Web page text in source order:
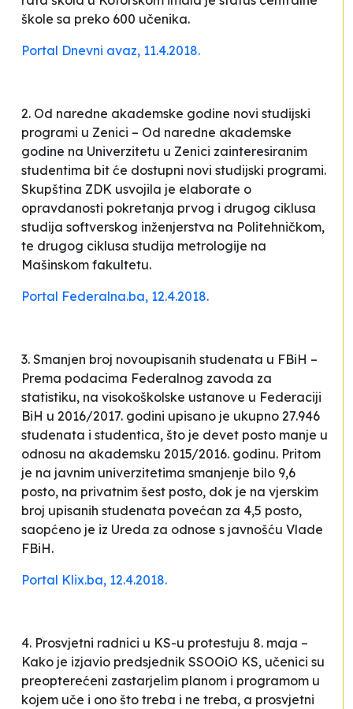
škole sa preko 600 učenika.
Portal Dnevni avaz, 11.4.2018.
2. Od naredne akademske godine novi studijski
programi u Zenici – Od naredne akademske
godine na Univerzitetu u Zenici zainteresiranim
studentima bit će dostupni novi studijski programi.
Skupština ZDK usvojila je elaborate o
opravdanosti pokretanja prvog i drugog ciklusa
studija softverskog inženjerstva na Politehničkom,
te drugog ciklusa studija metrologije na
Mašinskom fakultetu.
Portal Federalna.ba, 12.4.2018.
3. Smanjen broj novoupisanih studenata u FBiH –
Prema podacima Federalnog zavoda za
statistiku, na visokoškolske ustanove u Federaciji
BiH u 2016/2017. godini upisano je ukupno 27.946
studenata i studentica, što je devet posto manje u
odnosu na akademsku 2015/2016. godinu. Pritom
je na javnim univerzitetima smanjenje bilo 9,6
posto, na privatnim šest posto, dok je na vjerskim
broj upisanih studenata povećan za 4,5 posto,
saopćeno je iz Ureda za odnose s javnošću Vlade
FBiH.
Portal Klix.ba, 12.4.2018.
4. Prosvjetni radnici u KS-u protestuju 8. maja –
Kako je izjavio predsjednik SSOOiO KS, učenici su
preopterećeni zastarjelim planom i programom u
kojem uče i ono što treba i ne treba, a prosvjetni